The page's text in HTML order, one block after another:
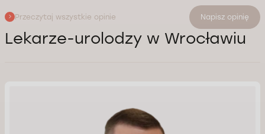
Przeczytaj wszystkie opinie Napisz opinię
Lekarze-urolodzy w Wrocławiu